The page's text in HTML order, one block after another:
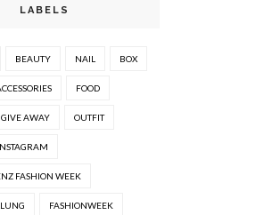
LABELS
BEAUTY NAIL BOX
FOOD
GIVE AWAY OUTFIT
FASHION WEEK
FASHIONWEEK